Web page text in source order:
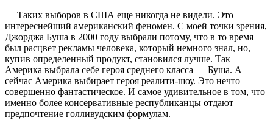
— Таких выборов в США еще никогда не видели. Это
интереснейший американский феномен. С моей точки зрения,
Джорджа Буша в 2000 году выбрали потому, что в то время
был расцвет рекламы человека, который немного знал, но,
купив определенный продукт, становился лучше. Так
Америка выбрала себе героя среднего класса — Буша. А
сейчас Америка выбирает героя реалити-шоу. Это нечто
совершенно фантастическое. И самое удивительное в том, что
именно более консервативные республиканцы отдают
предпочтение голливудским формулам.